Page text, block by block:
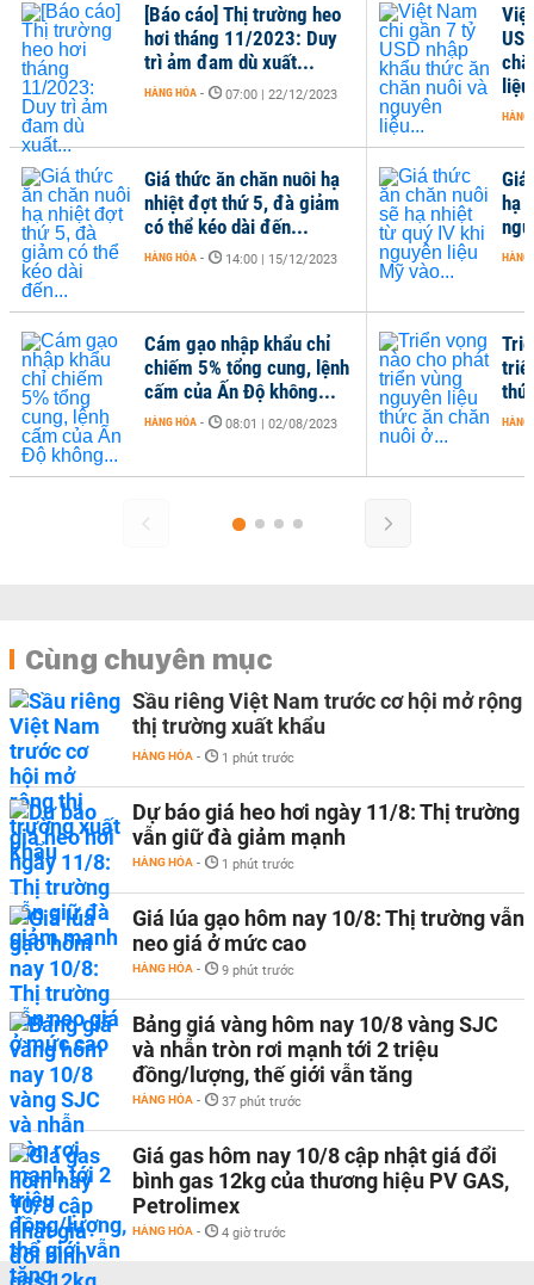
[Báo cáo] Thị trường heo
hơi tháng 11/2023: Duy
trì ảm đam dù xuất...
HÀNG HÓA - 07:00 | 22/12/2023
Giá thức ăn chăn nuôi hạ
nhiệt đợt thứ 5, đà giảm
có thể kéo dài đến...
HÀNG HÓA - 14:00 | 15/12/2023
Việt
USD
chăn
liệu...
HÀNG HÓA -
Giá
hạ
nguyên
HÀNG HÓA -
Cám gạo nhập khẩu chỉ
chiếm 5% tổng cung, lệnh
cấm của Ấn Độ không...
HÀNG HÓA - 08:01 | 02/08/2023
Triển
triển
thức ăn
HÀNG HÓA -
Cùng chuyên mục
Sầu riêng Việt Nam trước cơ hội mở rộng
thị trường xuất khẩu
HÀNG HÓA - 1 phút trước
Dự báo giá heo hơi ngày 11/8: Thị trường
vẫn giữ đà giảm mạnh
HÀNG HÓA - 1 phút trước
Giá lúa gạo hôm nay 10/8: Thị trường vẫn
neo giá ở mức cao
HÀNG HÓA - 9 phút trước
Bảng giá vàng hôm nay 10/8 vàng SJC
và nhẫn tròn rơi mạnh tới 2 triệu
đồng/lượng, thế giới vẫn tăng
HÀNG HÓA - 37 phút trước
Giá gas hôm nay 10/8 cập nhật giá đổi
bình gas 12kg của thương hiệu PV GAS,
Petrolimex
HÀNG HÓA - 4 giờ trước